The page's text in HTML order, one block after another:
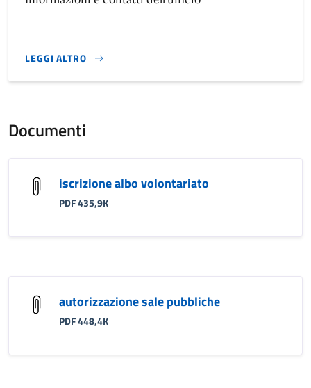
LEGGI ALTRO
}
Documenti
iscrizione albo volontariato
PDF 435,9K
autorizzazione sale pubbliche
PDF 448,4K